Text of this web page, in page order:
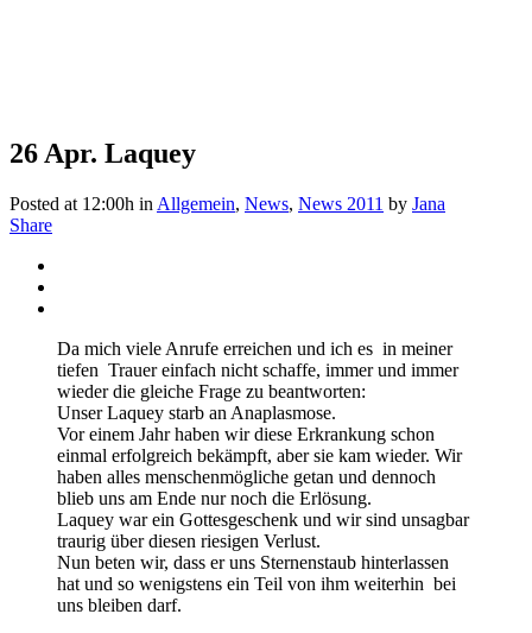
26 Apr. Laquey
Posted at 12:00h in Allgemein, News, News 2011 by Jana
Share
Da mich viele Anrufe erreichen und ich es in meiner
tiefen Trauer einfach nicht schaffe, immer und immer
wieder die gleiche Frage zu beantworten:
Unser Laquey starb an Anaplasmose.
Vor einem Jahr haben wir diese Erkrankung schon
einmal erfolgreich bekämpft, aber sie kam wieder. Wir
haben alles menschenmögliche getan und dennoch
blieb uns am Ende nur noch die Erlösung.
Laquey war ein Gottesgeschenk und wir sind unsagbar
traurig über diesen riesigen Verlust.
Nun beten wir, dass er uns Sternenstaub hinterlassen
hat und so wenigstens ein Teil von ihm weiterhin bei
uns bleiben darf.